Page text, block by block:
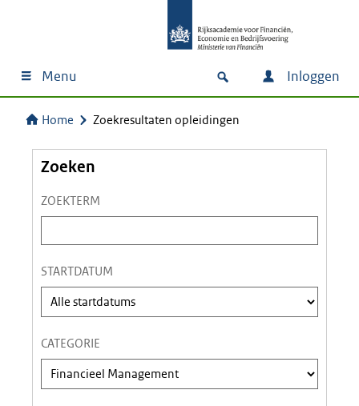
Menu Inloggen
Home Zoekresultaten opleidingen
Zoeken
ZOEKTERM
o
e
k
t
r
m
STARTDATUM
CATEGORIE